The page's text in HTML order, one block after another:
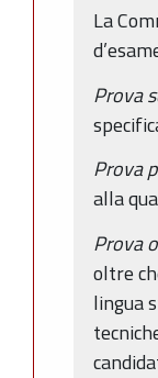
La
Prova
Prova
alla
Prova
oltre
lingua